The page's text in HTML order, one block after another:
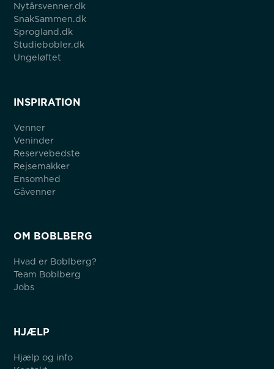
Nytårsvenner.dk
SnakSammen.dk
Sprogland.dk
Studiebobler.dk
Ungeløftet
INSPIRATION
Venner
Veninder
Reservebedste
Rejsemakker
Ensomhed
Gåvenner
OM BOBLBERG
Hvad er Boblberg?
Team Boblberg
Jobs
HJÆLP
Hjælp og info